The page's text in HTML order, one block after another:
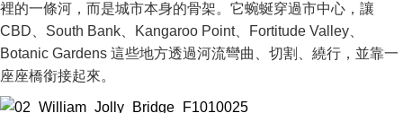
裡的一條河，而是城市本身的骨架。它蜿蜒穿過市中心，讓
CBD、South Bank、Kangaroo Point、Fortitude Valley、
Botanic Gardens 這些地方透過河流彎曲、切割、繞行，並靠一
座座橋銜接起來。